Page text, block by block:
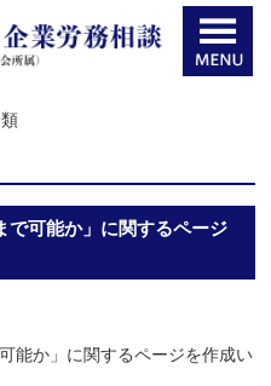
で可能か」に関するページ
能か」に関するページを作成い